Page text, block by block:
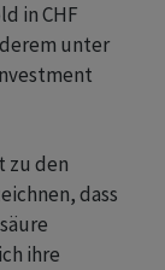
in CHF
unter
zu den
dass
ihre